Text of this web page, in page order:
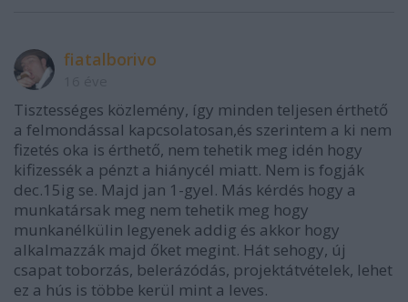
fiatalborivo
Tisztességes közlemény, így minden teljesen érthető
a felmondással kapcsolatosan,és szerintem a ki nem
fizetés oka is érthető, nem tehetik meg idén hogy
kifizessék a pénzt a hiánycél miatt. Nem is fogják
dec.15ig se. Majd jan 1-gyel. Más kérdés hogy a
munkatársak meg nem tehetik meg hogy
munkanélkülin legyenek addig és akkor hogy
alkalmazzák majd őket megint. Hát sehogy, új
csapat toborzás, belerázódás, projektátvételek, lehet
ez a hús is többe kerül mint a leves.